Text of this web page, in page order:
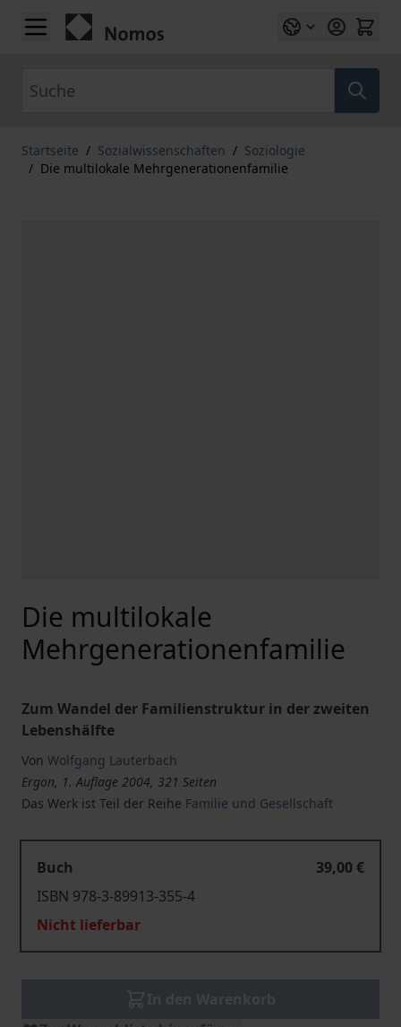
Zum Inhalt springen
Startseite / Sozialwissenschaften / Soziologie
/ Die multilokale Mehrgenerationenfamilie
Die multilokale
Mehrgenerationenfamilie
Zum Wandel der Familienstruktur in der zweiten
Lebenshälfte
Von Wolfgang Lauterbach
Ergon, 1. Auflage 2004, 321 Seiten
Das Werk ist Teil der Reihe Familie und Gesellschaft
Buch
39,00 €
ISBN 978-3-89913-355-4
Nicht lieferbar